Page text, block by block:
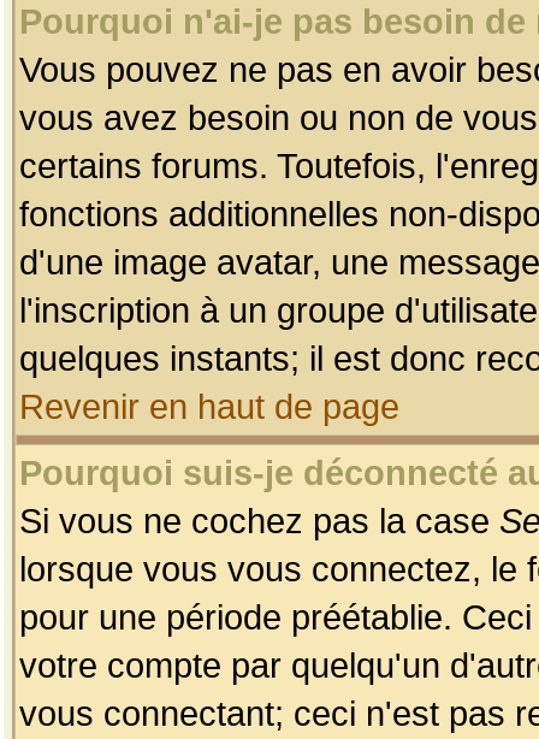
Pourquoi n'ai-je pas besoin
Vous pouvez ne pas en avoir
vous avez besoin ou non de
certains forums. Toutefois,
fonctions additionnelles non-
d'une image avatar, une
l'inscription à un groupe
quelques instants; il est donc
Revenir en haut de page
Pourquoi suis-je déconnecté
Si vous ne cochez pas la case
lorsque vous vous connectez, le
pour une période préétablie.
votre compte par quelqu'un
vous connectant; ceci n'est pas